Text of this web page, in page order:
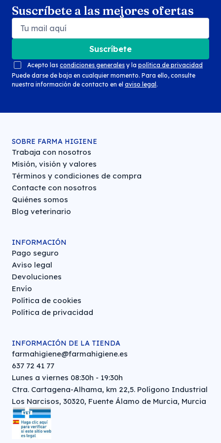
Suscríbete a las mejores ofertas
Suscríbete
Acepto las condiciones generales y la política de privacidad
Puede darse de baja en cualquier momento. Para ello, consulte
nuestra información de contacto en el aviso legal .
SOBRE FARMA HIGIENE
Trabaja con nosotros
Misión, visión y valores
Términos y condiciones de compra
Contacte con nosotros
Quiénes somos
Blog veterinario
INFORMACIÓN
Pago seguro
Aviso legal
Devoluciones
Envío
Política de cookies
Política de privacidad
INFORMACIÓN DE LA TIENDA
farmahigiene@farmahigiene.es
637 72 41 77
Lunes a viernes 08:30h - 19:30h
Ctra. Cartagena-Alhama, km 22,5. Polígono Industrial
Los Narcisos, 30320, Fuente Álamo de Murcia, Murcia